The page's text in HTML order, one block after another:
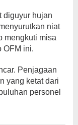
diguyur hujan
niat
mengkuti misa
OFM ini.
Penjagaan
yang ketat dari
personel